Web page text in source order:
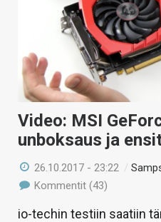
Video: MSI
unboksaus ja
26.10.2017 - 23:22 /
Kommentit (43)
io-techin testiin saatiin